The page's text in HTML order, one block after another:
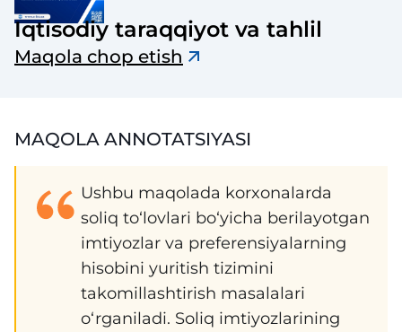
Iqtisodiy taraqqiyot va tahlil
Maqola chop etish
MAQOLA ANNOTATSIYASI
Ushbu maqolada korxonalarda
soliq to‘lovlari bo‘yicha berilayotgan
imtiyozlar va preferensiyalarning
hisobini yuritish tizimini
takomillashtirish masalalari
o‘rganiladi. Soliq imtiyozlarining